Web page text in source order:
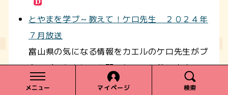
メニュー マイページ 検索
とやまを学ブ～教えて！ケロ先生 ２０２４年
７月放送
富山県の気になる情報をカエルのケロ先生がブ
タのぶーたんに１分間でケロッと教えます！
７月３日：富山・岐阜交流の日